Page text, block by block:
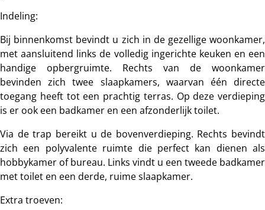
Indeling:
Bij binnenkomst bevindt u zich in de gezellige woonkamer,
met aansluitend links de volledig ingerichte keuken en een
handige opbergruimte. Rechts van de woonkamer
bevinden zich twee slaapkamers, waarvan één directe
toegang heeft tot een prachtig terras. Op deze verdieping
is er ook een badkamer en een afzonderlijk toilet.
Via de trap bereikt u de bovenverdieping. Rechts bevindt
zich een polyvalente ruimte die perfect kan dienen als
hobbykamer of bureau. Links vindt u een tweede badkamer
met toilet en een derde, ruime slaapkamer.
Extra troeven: